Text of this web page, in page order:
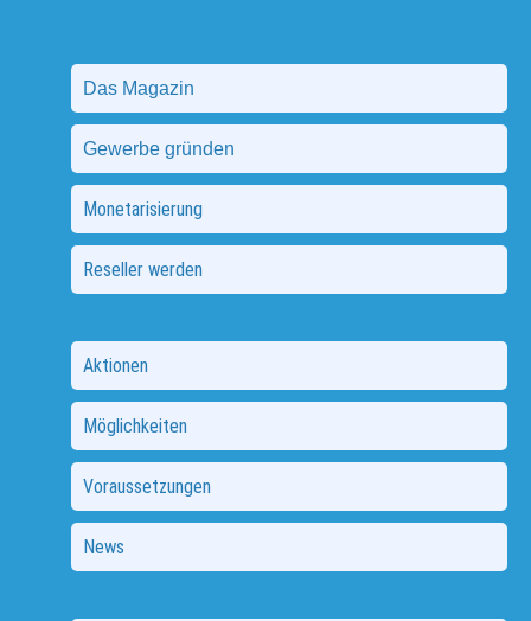
Das Magazin
Gewerbe gründen
Monetarisierung
Reseller werden
Aktionen
Möglichkeiten
Voraussetzungen
News